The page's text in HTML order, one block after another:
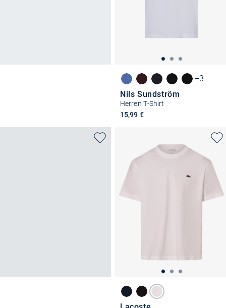
+3
Nils Sundström
Herren T-Shirt
15,99 €